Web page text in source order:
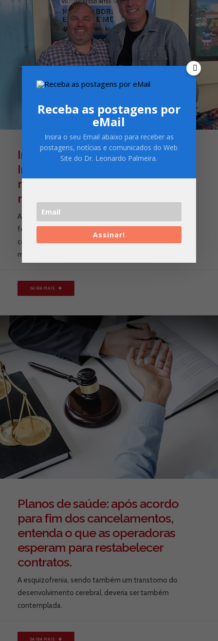
Intervenção Neon –
Individualizando narrativas de
recovery para melhorar a
recuperação das psicoses.
A Intervenção Neon, criada pelo Prof Mike Slade, uma
ferramenta de Inteligência Artificial que utiliza uma
coletânea de narrativas de recuperação em saúde
mental para auxiliar outras pessoas a se recuperarem.
SAIBA MAIS
Planos de saúde: após acordo
para fim dos cancelamentos,
entenda o que as operadoras
esperam para restabelecer
contratos.
A esquizofrenia, sendo também um transtorno do
desenvolvimento cerebral, deveria ser também
contemplada.
SAIBA MAIS
Receba as postagens por
eMail
Insira o seu Email abaixo para receber as
postagens, notícias e comunicados do Web
Site do Dr. Leonardo Palmeira.
Assinar!